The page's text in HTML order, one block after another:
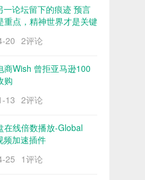
一论坛留下的痕迹 预言
重点，精神世界才是关键
20 2评论
商Wish 曾拒亚马逊100
购
13 2评论
在线倍数播放-Global
频加速插件
25 1评论